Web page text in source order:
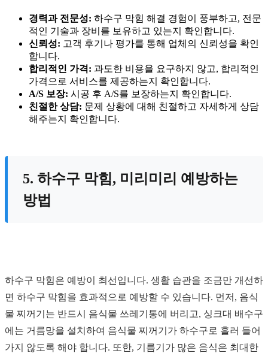
경력과 전문성: 하수구 막힘 해결 경험이 풍부하고, 전문
적인 기술과 장비를 보유하고 있는지 확인합니다.
신뢰성: 고객 후기나 평가를 통해 업체의 신뢰성을 확인
합니다.
합리적인 가격: 과도한 비용을 요구하지 않고, 합리적인
가격으로 서비스를 제공하는지 확인합니다.
A/S 보장: 시공 후 A/S를 보장하는지 확인합니다.
친절한 상담: 문제 상황에 대해 친절하고 자세하게 상담
해주는지 확인합니다.
5. 하수구 막힘, 미리미리 예방하는
방법
하수구 막힘은 예방이 최선입니다. 생활 습관을 조금만 개선하
면 하수구 막힘을 효과적으로 예방할 수 있습니다. 먼저, 음식
물 찌꺼기는 반드시 음식물 쓰레기통에 버리고, 싱크대 배수구
에는 거름망을 설치하여 음식물 찌꺼기가 하수구로 흘러 들어
가지 않도록 해야 합니다. 또한, 기름기가 많은 음식은 최대한